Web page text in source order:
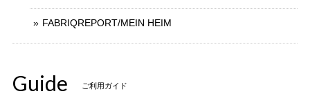
FABRIQREPORT/MEIN HEIM
Guide ご利用ガイド